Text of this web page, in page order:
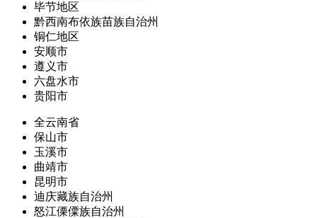
毕节地区
黔西南布依族苗族自治州
铜仁地区
安顺市
遵义市
六盘水市
贵阳市
全云南省
保山市
玉溪市
曲靖市
昆明市
迪庆藏族自治州
怒江傈僳族自治州